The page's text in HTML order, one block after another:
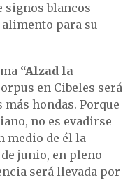
signos blancos
para su
“Alzad la
en Cibeles será
hondas. Porque
no es evadirse
medio de él la
junio, en pleno
será llevada por